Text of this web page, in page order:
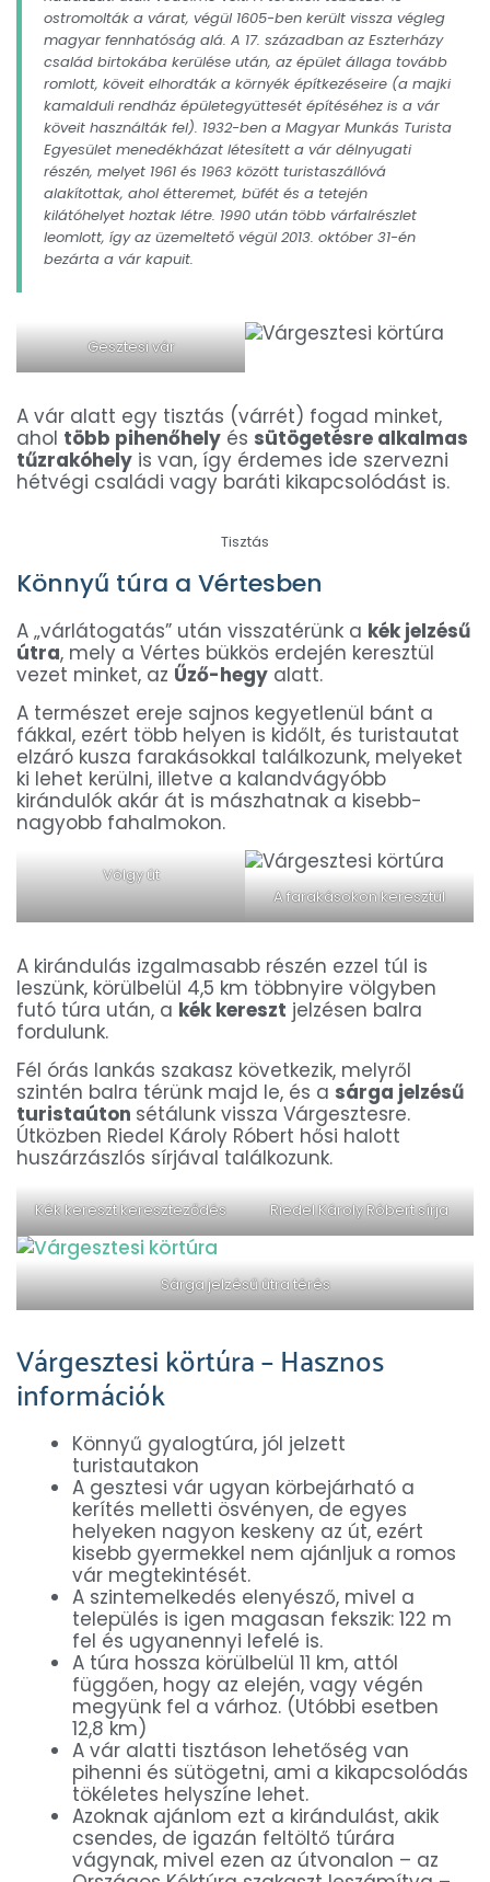
ostromolták a várat, végül 1605-ben került vissza végleg
magyar fennhatóság alá. A 17. században az Eszterházy
család birtokába kerülése után, az épület állaga tovább
romlott, köveit elhordták a környék építkezéseire (a majki
kamalduli rendház épületegyüttesét építéséhez is a vár
köveit használták fel). 1932-ben a Magyar Munkás Turista
Egyesület menedékházat létesített a vár délnyugati
részén, melyet 1961 és 1963 között turistaszállóvá
alakítottak, ahol étteremet, büfét és a tetején
kilátóhelyet hoztak létre. 1990 után több várfalrészlet
leomlott, így az üzemeltető végül 2013. október 31-én
bezárta a vár kapuit.
Gesztesi vár
A vár alatt egy tisztás (várrét) fogad minket,
ahol több pihenőhely és sütögetésre alkalmas
tűzrakóhely is van, így érdemes ide szervezni
hétvégi családi vagy baráti kikapcsolódást is.
Tisztás
Könnyű túra a Vértesben
A „várlátogatás” után visszatérünk a kék jelzésű
útra, mely a Vértes bükkös erdején keresztül
vezet minket, az Űző-hegy alatt.
A természet ereje sajnos kegyetlenül bánt a
fákkal, ezért több helyen is kidőlt, és turistautat
elzáró kusza farakásokkal találkozunk, melyeket
ki lehet kerülni, illetve a kalandvágyóbb
kirándulók akár át is mászhatnak a kisebb-
nagyobb fahalmokon.
Völgy út
A farakásokon keresztül
A kirándulás izgalmasabb részén ezzel túl is
leszünk, körülbelül 4,5 km többnyire völgyben
futó túra után, a kék kereszt jelzésen balra
fordulunk.
Fél órás lankás szakasz következik, melyről
szintén balra térünk majd le, és a sárga jelzésű
turistaúton sétálunk vissza Várgesztesre.
Útközben Riedel Károly Róbert hősi halott
huszárzászlós sírjával találkozunk.
Kék kereszt kereszteződés Riedel Károly Róbert sírja
Sárga jelzésű útra térés
Várgesztesi körtúra – Hasznos
információk
Könnyű gyalogtúra, jól jelzett
turistautakon
A gesztesi vár ugyan körbejárható a
kerítés melletti ösvényen, de egyes
helyeken nagyon keskeny az út, ezért
kisebb gyermekkel nem ajánljuk a romos
vár megtekintését.
A szintemelkedés elenyésző, mivel a
település is igen magasan fekszik: 122 m
fel és ugyanennyi lefelé is.
A túra hossza körülbelül 11 km, attól
függően, hogy az elején, vagy végén
megyünk fel a várhoz. (Utóbbi esetben
12,8 km)
A vár alatti tisztáson lehetőség van
pihenni és sütögetni, ami a kikapcsolódás
tökéletes helyszíne lehet.
Azoknak ajánlom ezt a kirándulást, akik
csendes, de igazán feltöltő túrára
vágynak, mivel ezen az útvonalon – az